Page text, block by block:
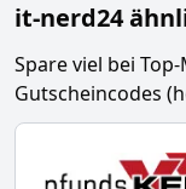
it-nerd24
Spare viel bei
Gutscheincodes